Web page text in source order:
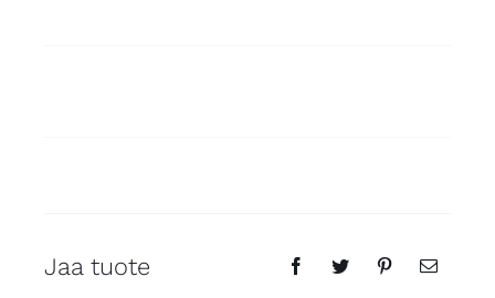
Jaa tuote